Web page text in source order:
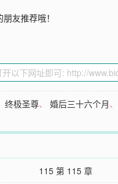
友推荐哦！
终极圣尊、婚后三十六个月
115 第 115 章